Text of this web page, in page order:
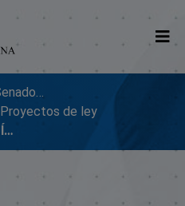
Repositorio Digital SenadoRD
Proyectos de ley
01259-PENSIÓN JOAQUÍN RODRÍGUEZ CABRAL (I)